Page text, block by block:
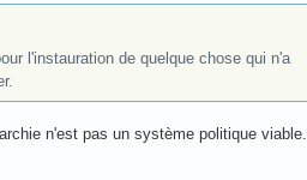
l'instauration de quelque chose qui n'a
n'est pas un système politique viable.